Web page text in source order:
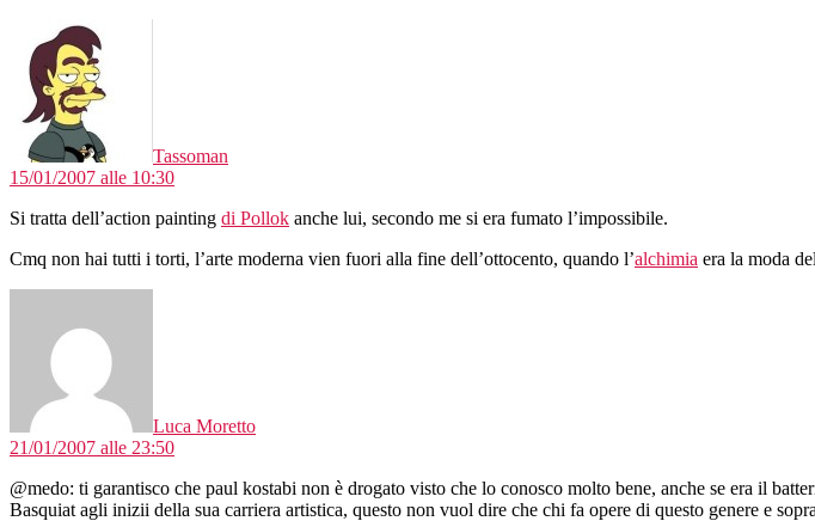
Tassoman
15/01/2007 alle 10:30
Si tratta dell’action painting di Pollok anche lui, secondo me si era fumato l’impossibile.
Cmq non hai tutti i torti, l’arte moderna vien fuori alla fine dell’ottocento, quando l’alchimia era la moda
Luca Moretto
21/01/2007 alle 23:50
@medo: ti garantisco che paul kostabi non è drogato visto che lo conosco molto bene, anche se era il
Basquiat agli inizii della sua carriera artistica, questo non vuol dire che chi fa opere di questo genere e